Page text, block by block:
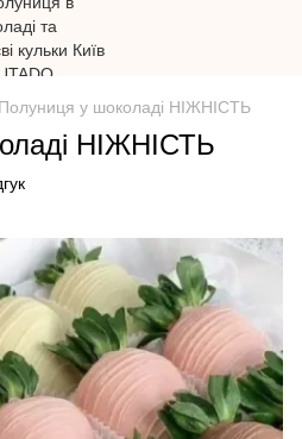
Полуниця у шоколаді НІЖНІСТЬ
НІЖНІСТЬ